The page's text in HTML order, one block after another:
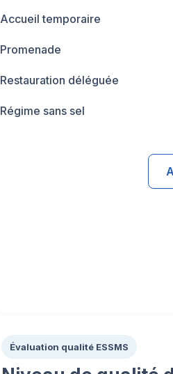
Accueil temporaire
Promenade
Restauration déléguée
Régime sans sel
Évaluation qualité ESSMS